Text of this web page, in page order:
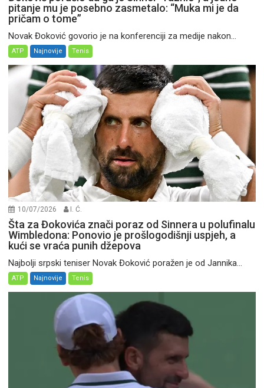
pitanje mu je posebno zasmetalo: “Muka mi je da
pričam o tome”
Novak Đoković govorio je na konferenciji za medije nakon...
ATP Najnovije Tenis
10/07/2026 I. Ć.
Šta za Đokovića znači poraz od Sinnera u polufinalu
Wimbledona: Ponovio je prošlogodišnji uspjeh, a
kući se vraća punih džepova
Najbolji srpski teniser Novak Đoković poražen je od Jannika...
ATP Najnovije Tenis